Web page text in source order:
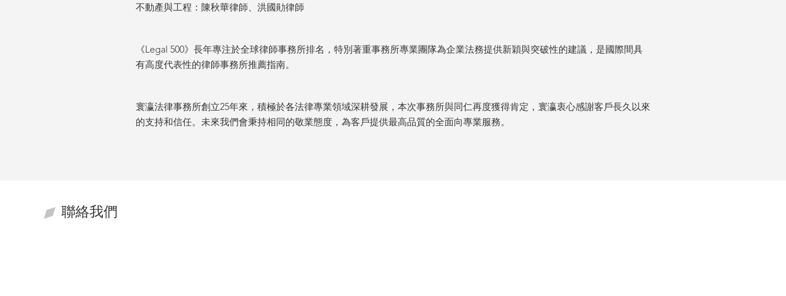
不動產與工程：陳秋華律師、洪國勛律師
《Legal 500》長年專注於全球律師事務所排名，特別著重事務所專業團隊為企業法務提供新穎與突破性的建議，是國際間具
有高度代表性的律師事務所推薦指南。
寰瀛法律事務所創立25年來，積極於各法律專業領域深耕發展，本次事務所與同仁再度獲得肯定，寰瀛衷心感謝客戶長久以來
的支持和信任。未來我們會秉持相同的敬業態度，為客戶提供最高品質的全面向專業服務。
聯絡我們